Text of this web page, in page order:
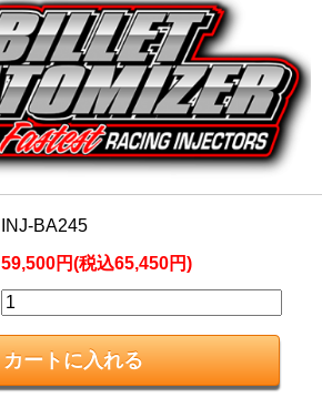
INJ-BA245
59,500円(税込65,450円)